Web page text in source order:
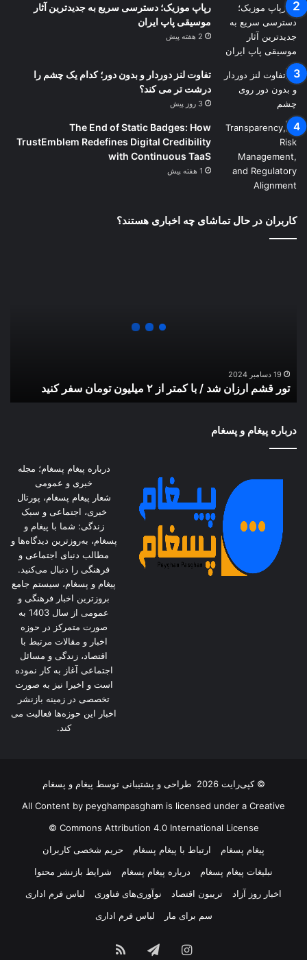
رپاپ موزیک؛ دسترسی سریع به جدیدترین آثار
موسیقی پاپ ایران
2 هفته پیش
تفاوت لنز دوردار و بدون دور؛ کدام یک چشم را
درشت تر می کند؟
3 روز پیش
The End of Static Badges: How
TrustEmblem Redefines Digital Credibility
with Continuous TaaS
1 هفته پیش
کاربران در حال تماشای چه اخباری هستند؟
میلیون
تومان
کنید
19 دسامبر 2024
تور قشم ارزان شد / با کمتر از ۲ میلیون تومان سفر کنید
درباره پیغام و پسغام
درباره پیغام پسغام؛ مجله
خبری و عمومی
شعار پیغام پسغام، پورتال
خبری، اجتماعی و سبک
زندگی: شما با پیغام و
پسغام، به‌روزترین دیدگاه‌ها و
مطالب دنیای اجتماعی و
فرهنگی را دنبال می‌کنید.
پیغام و پسغام، سیستم جامع
بروزترین اخبار فرهنگی و
عمومی از سال 1403 به
صورت متمرکز در حوزه
اخبار و مقالات مرتبط با
اقتصاد، زندگی و مسائل
اجتماعی آغاز به کار نموده
است و اخیرا نیز به صورت
تخصصی در زمینه بازنشر
اخبار این حوزه‌ها فعالیت می
کند.
© کپی‌رایت 2026 طراحی و پشتیبانی توسط پیغام و پسغام
All Content by peyghampasgham is licensed under a Creative
Commons Attribution 4.0 International License ©️
پیغام پسغام
ارتباط با پیغام پسغام
حریم شخصی کاربران
نبلیغات پیغام پسغام
درباره پیغام پسغام
شرایط بازنشر محتوا
اخبار روز آزاد
تریبون اقتصاد نوآوری‌های فناوری
لباس فرم اداری
سم برای مار
لباس فرم اداری
اینستاگرامتلگرام